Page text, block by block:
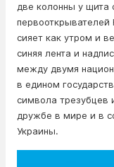
две колонны у щита
первооткрывателей
сияет как утром и
синяя лента и
между двумя
в едином
символа трезубцев
дружбе в мире и в
Украины.